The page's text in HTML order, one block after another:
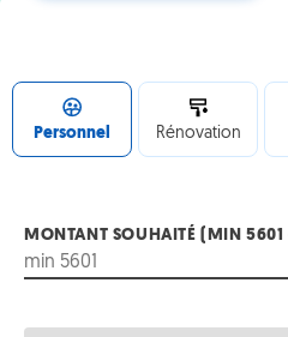
Personnel Rénovation
MONTANT SOUHAITÉ (MIN